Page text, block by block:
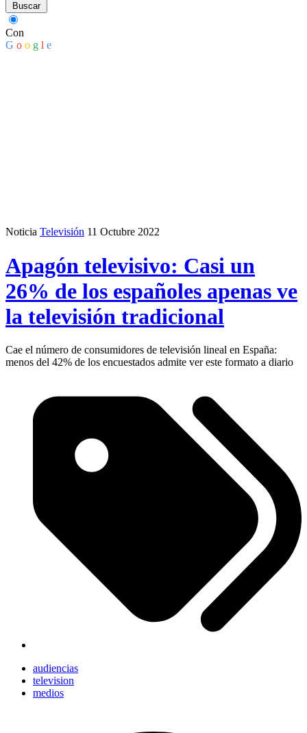
Buscar
Con
G o o g l e
Noticia Televisión 11 Octubre 2022
Apagón televisivo: Casi un
26% de los españoles apenas ve
la televisión tradicional
Cae el número de consumidores de televisión lineal en España:
menos del 42% de los encuestados admite ver este formato a diario
audiencias
television
medios